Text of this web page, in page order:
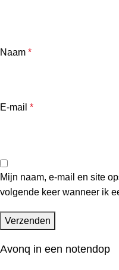
Naam *
E-mail *
Mijn naam, e-mail en site
volgende keer wanneer ik
Avonq in een notendop